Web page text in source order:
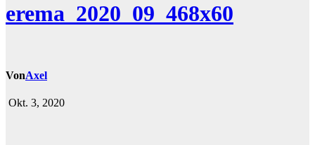
erema_2020_09_468x60
VonAxel
Okt. 3, 2020